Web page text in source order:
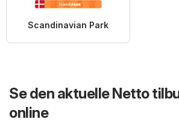
Scandinavian Park
Se den aktuelle Netto
online